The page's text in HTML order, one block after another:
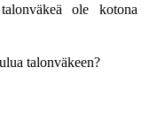
ole kotona
talonväkeen?